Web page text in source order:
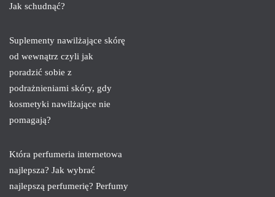
Jak schudnąć?
Suplementy nawilżające skórę
od wewnątrz czyli jak
poradzić sobie z
podrażnieniami skóry, gdy
kosmetyki nawilżające nie
pomagają?
Która perfumeria internetowa
najlepsza? Jak wybrać
najlepszą perfumerię? Perfumy